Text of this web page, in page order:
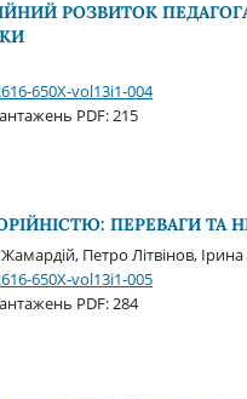
РОЗВИТОК
650X-vol13i1-004
PDF: 215
ПЕРЕВАГИ ТА
Петро Літвінов,
650X-vol13i1-005
PDF: 284